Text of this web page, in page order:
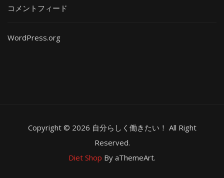
コメントフィード
WordPress.org
Copyright © 2026 自分らしく働きたい！ All Right
Reserved.
Diet Shop By aThemeArt.